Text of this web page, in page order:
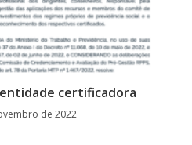
certificadora
de 2022